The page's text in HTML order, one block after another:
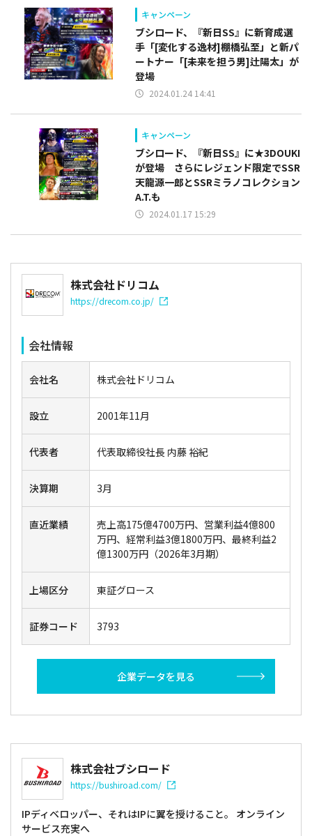
キャンペーン
ブシロード、『新日SS』に新育成選
手「[変化する逸材]棚橋弘至」と新パ
ートナー「[未来を担う男]辻陽太」が
登場
2024.01.24 14:41
キャンペーン
ブシロード、『新日SS』に★3DOUKI
が登場 さらにレジェンド限定でSSR
天龍源一郎とSSRミラノコレクション
A.T.も
2024.01.17 15:29
株式会社ドリコム
https://drecom.co.jp/
会社情報
会社名 株式会社ドリコム
設立 2001年11月
代表者 代表取締役社長 内藤 裕紀
決算期 3月
直近業績
売上高175億4700万円、営業利益4億800
万円、経常利益3億1800万円、最終利益2
億1300万円（2026年3月期）
上場区分 東証グロース
証券コード 3793
企業データを見る
株式会社ブシロード
https://bushiroad.com/
IPディベロッパー、それはIPに翼を授けること。 オンライン
サービス充実へ